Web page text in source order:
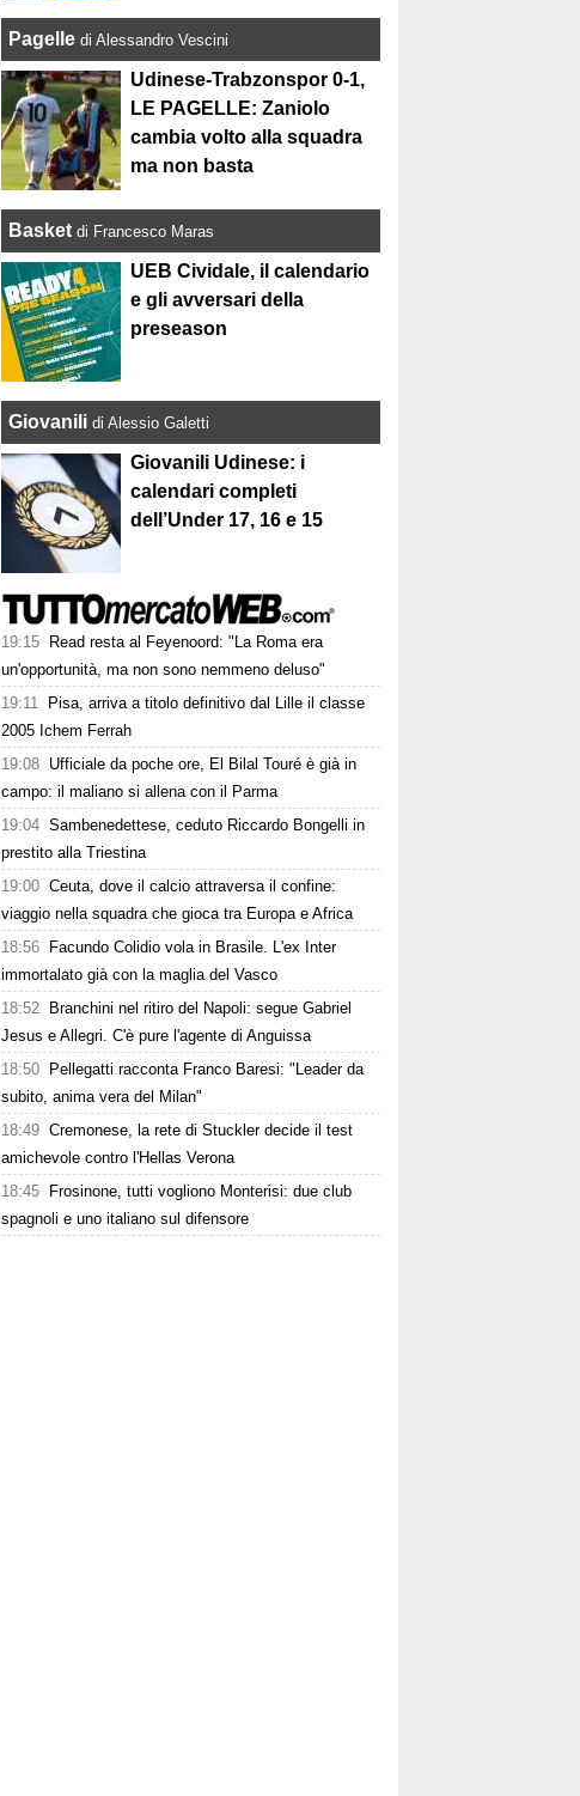
Pagelle di Alessandro Vescini
Udinese-Trabzonspor 0-1,
LE PAGELLE: Zaniolo
cambia volto alla squadra
ma non basta
Basket di Francesco Maras
UEB Cividale, il calendario
e gli avversari della
preseason
Giovanili di Alessio Galetti
Giovanili Udinese: i
calendari completi
dell’Under 17, 16 e 15
19:15
Read resta al Feyenoord: "La Roma era
un'opportunità, ma non sono nemmeno deluso"
19:11
Pisa, arriva a titolo definitivo dal Lille il classe
2005 Ichem Ferrah
19:08 Ufficiale da poche ore, El Bilal Touré è già in
campo: il maliano si allena con il Parma
19:04 Sambenedettese, ceduto Riccardo Bongelli in
prestito alla Triestina
19:00 Ceuta, dove il calcio attraversa il confine:
viaggio nella squadra che gioca tra Europa e Africa
18:56
Facundo Colidio vola in Brasile. L'ex Inter
immortalato già con la maglia del Vasco
18:52
Branchini nel ritiro del Napoli: segue Gabriel
Jesus e Allegri. C'è pure l'agente di Anguissa
18:50
Pellegatti racconta Franco Baresi: "Leader da
subito, anima vera del Milan"
18:49 Cremonese, la rete di Stuckler decide il test
amichevole contro l'Hellas Verona
18:45
Frosinone, tutti vogliono Monterisi: due club
spagnoli e uno italiano sul difensore